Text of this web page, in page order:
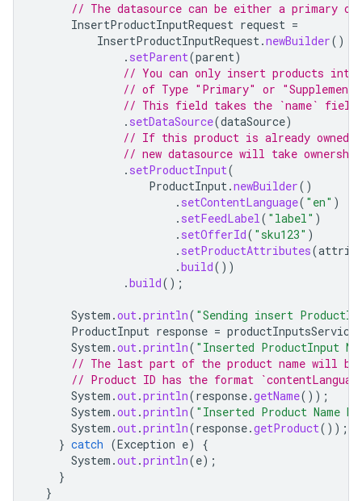
// The datasource can be either a primary or
InsertProductInputRequest request =
InsertProductInputRequest.newBuilder()
. setParent(parent)
// You can only insert products into
// of Type "Primary" or
// This field takes the `name` field
. setDataSource(dataSource)
// If this product is already owned
// new datasource will take
. setProductInput(
ProductInput.newBuilder()
. setContentLanguage( "en" )
. setFeedLabel( "label" )
. setOfferId( "sku123" )
. setProductAttributes(
.build())
.build();
System .out.println( "Sending insert
ProductInput response =
System .out.println( "Inserted ProductInput
// The last part of the product name will be
// Product ID has the format
System .out.println(response.getName());
System .out.println( "Inserted Product Name
System .out.println(response.getProduct());
} catch (Exception e)
{
System .out.println(e);
}
}